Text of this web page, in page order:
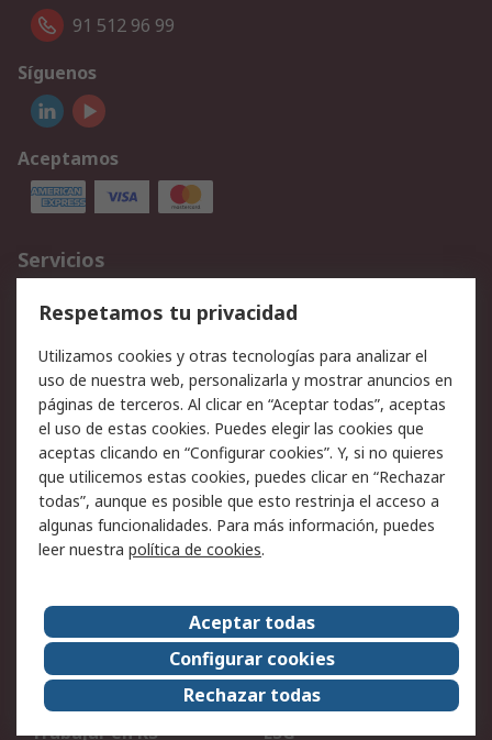
91 512 96 99
Síguenos
Aceptamos
Servicios
Cómo realizar pedidos
Devoluciones
Facturación y pago
Ofertas
Soporte técnico
Legal
Aviso legal
Política de privacidad -
Actualizada
Política sobre cookies
Seguridad de emails
Certificaciones de
Condiciones de venta
Acerca de RS
Acerca de RS
RS Group
RS en el mundo
Sala de prensa
Trabajar en RS
ESG
Respetamos tu privacidad
Utilizamos cookies y otras tecnologías para analizar el
uso de nuestra web, personalizarla y mostrar anuncios en
páginas de terceros. Al clicar en “Aceptar todas”, aceptas
el uso de estas cookies. Puedes elegir las cookies que
aceptas clicando en “Configurar cookies”. Y, si no quieres
que utilicemos estas cookies, puedes clicar en “Rechazar
todas”, aunque es posible que esto restrinja el acceso a
algunas funcionalidades. Para más información, puedes
leer nuestra política de cookies.
Aceptar todas
Configurar cookies
Rechazar todas